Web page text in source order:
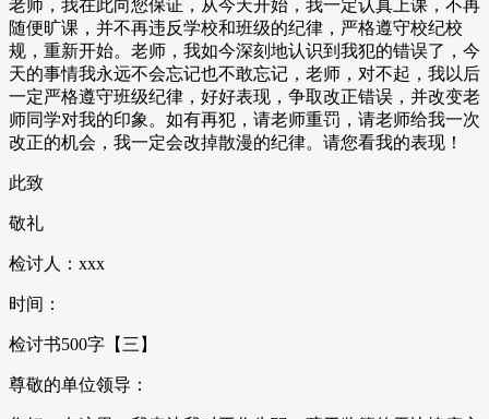
老师，我在此向您保证，从今天开始，我一定认真上课，不再
随便旷课，并不再违反学校和班级的纪律，严格遵守校纪校
规，重新开始。老师，我如今深刻地认识到我犯的错误了，今
天的事情我永远不会忘记也不敢忘记，老师，对不起，我以后
一定严格遵守班级纪律，好好表现，争取改正错误，并改变老
师同学对我的印象。如有再犯，请老师重罚，请老师给我一次
改正的机会，我一定会改掉散漫的纪律。请您看我的表现！
此致
敬礼
检讨人：xxx
时间：
检讨书500字【三】
尊敬的单位领导：